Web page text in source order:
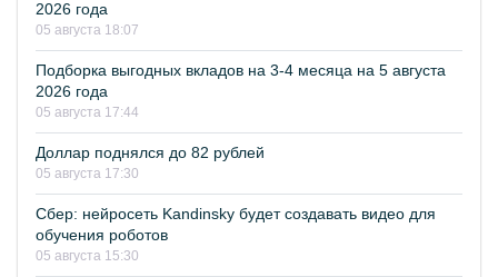
2026 года
05 августа 18:07
Подборка выгодных вкладов на 3-4 месяца на 5 августа
2026 года
05 августа 17:44
Доллар поднялся до 82 рублей
05 августа 17:30
Сбер: нейросеть Kandinsky будет создавать видео для
обучения роботов
05 августа 15:30